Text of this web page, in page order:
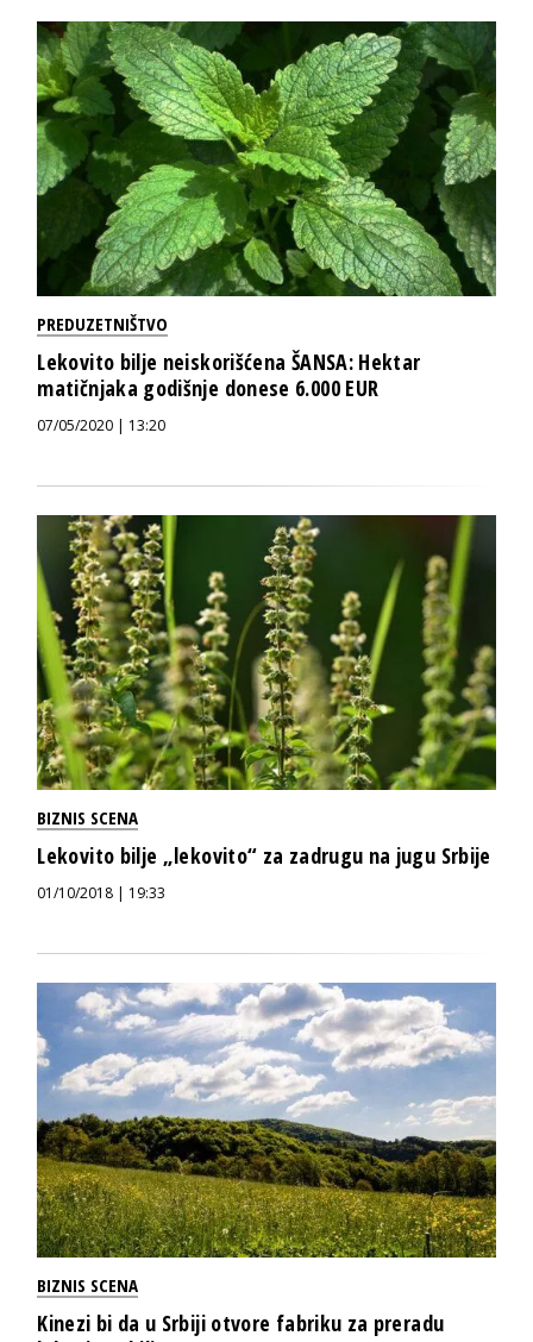
PREDUZETNIŠTVO
Lekovito bilje neiskorišćena ŠANSA: Hektar
matičnjaka godišnje donese 6.000 EUR
07/05/2020 | 13:20
BIZNIS SCENA
Lekovito bilje „lekovito“ za zadrugu na jugu Srbije
01/10/2018 | 19:33
BIZNIS SCENA
Kinezi bi da u Srbiji otvore fabriku za preradu